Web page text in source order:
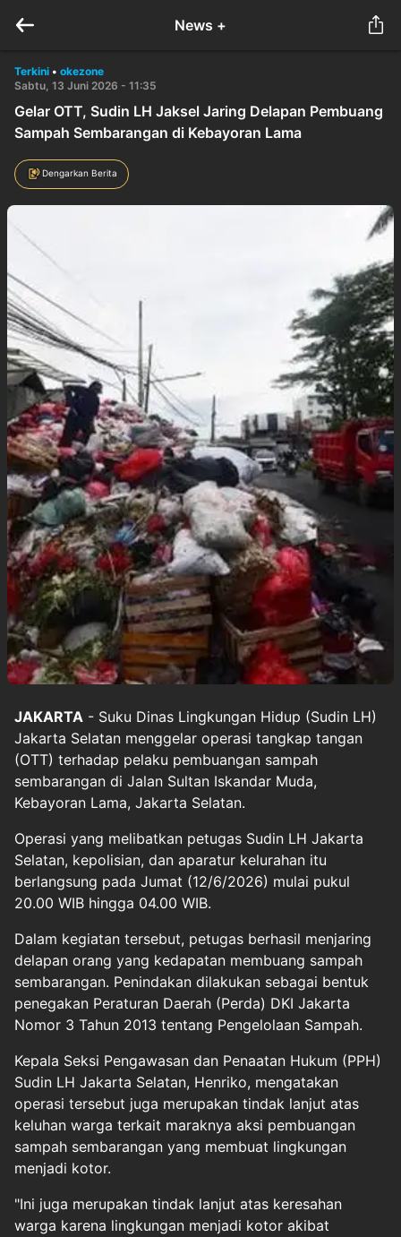
News +
Terkini • okezone
Sabtu, 13 Juni 2026 - 11:35
Gelar OTT, Sudin LH Jaksel Jaring Delapan Pembuang
Sampah Sembarangan di Kebayoran Lama
Dengarkan Berita
JAKARTA - Suku Dinas Lingkungan Hidup (Sudin LH)
Jakarta Selatan menggelar operasi tangkap tangan
(OTT) terhadap pelaku pembuangan sampah
sembarangan di Jalan Sultan Iskandar Muda,
Kebayoran Lama, Jakarta Selatan.
Operasi yang melibatkan petugas Sudin LH Jakarta
Selatan, kepolisian, dan aparatur kelurahan itu
berlangsung pada Jumat (12/6/2026) mulai pukul
20.00 WIB hingga 04.00 WIB.
Dalam kegiatan tersebut, petugas berhasil menjaring
delapan orang yang kedapatan membuang sampah
sembarangan. Penindakan dilakukan sebagai bentuk
penegakan Peraturan Daerah (Perda) DKI Jakarta
Nomor 3 Tahun 2013 tentang Pengelolaan Sampah.
Kepala Seksi Pengawasan dan Penaatan Hukum (PPH)
Sudin LH Jakarta Selatan, Henriko, mengatakan
operasi tersebut juga merupakan tindak lanjut atas
keluhan warga terkait maraknya aksi pembuangan
sampah sembarangan yang membuat lingkungan
menjadi kotor.
"Ini juga merupakan tindak lanjut atas keresahan
warga karena lingkungan menjadi kotor akibat